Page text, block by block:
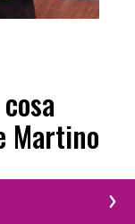
Martino